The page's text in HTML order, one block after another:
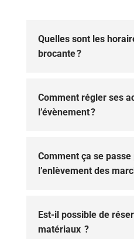
Quelles sont les
brocante ?
Comment régler ses
l’évènement ?
Comment ça se passe
l’enlèvement des
Est-il possible de
matériaux ?